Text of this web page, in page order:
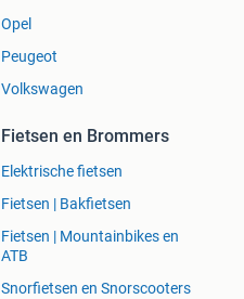
Opel
Peugeot
Volkswagen
Fietsen en Brommers
Elektrische fietsen
Fietsen | Bakfietsen
Fietsen | Mountainbikes en
ATB
Snorfietsen en Snorscooters